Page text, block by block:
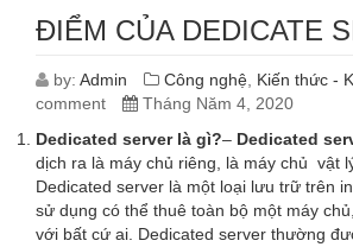
ĐIỂM CỦA DEDICATE
by: Admin Công nghệ Kiến thức -
comment
Tháng Năm 4, 2020
Dedicated server là gì?– Dedicated
dịch ra là máy chủ riêng, là máy chủ vật
Dedicated server là một loại lưu trữ trên
sử dụng có thể thuê toàn bộ một máy
với bất cứ ai. Dedicated server thường